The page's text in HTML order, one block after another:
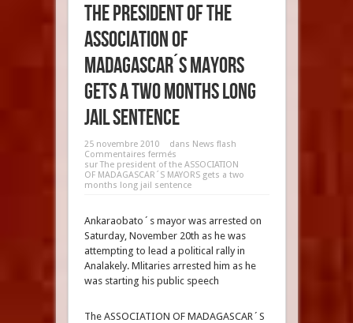
The president of the
ASSOCIATION OF
MADAGASCAR´S MAYORS
gets a two months long
jail sentence
25 novembre 2010 dans News flash
Commentaires fermés
sur The president of the ASSOCIATION
OF MADAGASCAR´S MAYORS gets a two
months long jail sentence
Ankaraobato´s mayor was arrested on
Saturday, November 20th as he was
attempting to lead a political rally in
Analakely. Mlitaries arrested him as he
was starting his public speech
The ASSOCIATION OF MADAGASCAR´S